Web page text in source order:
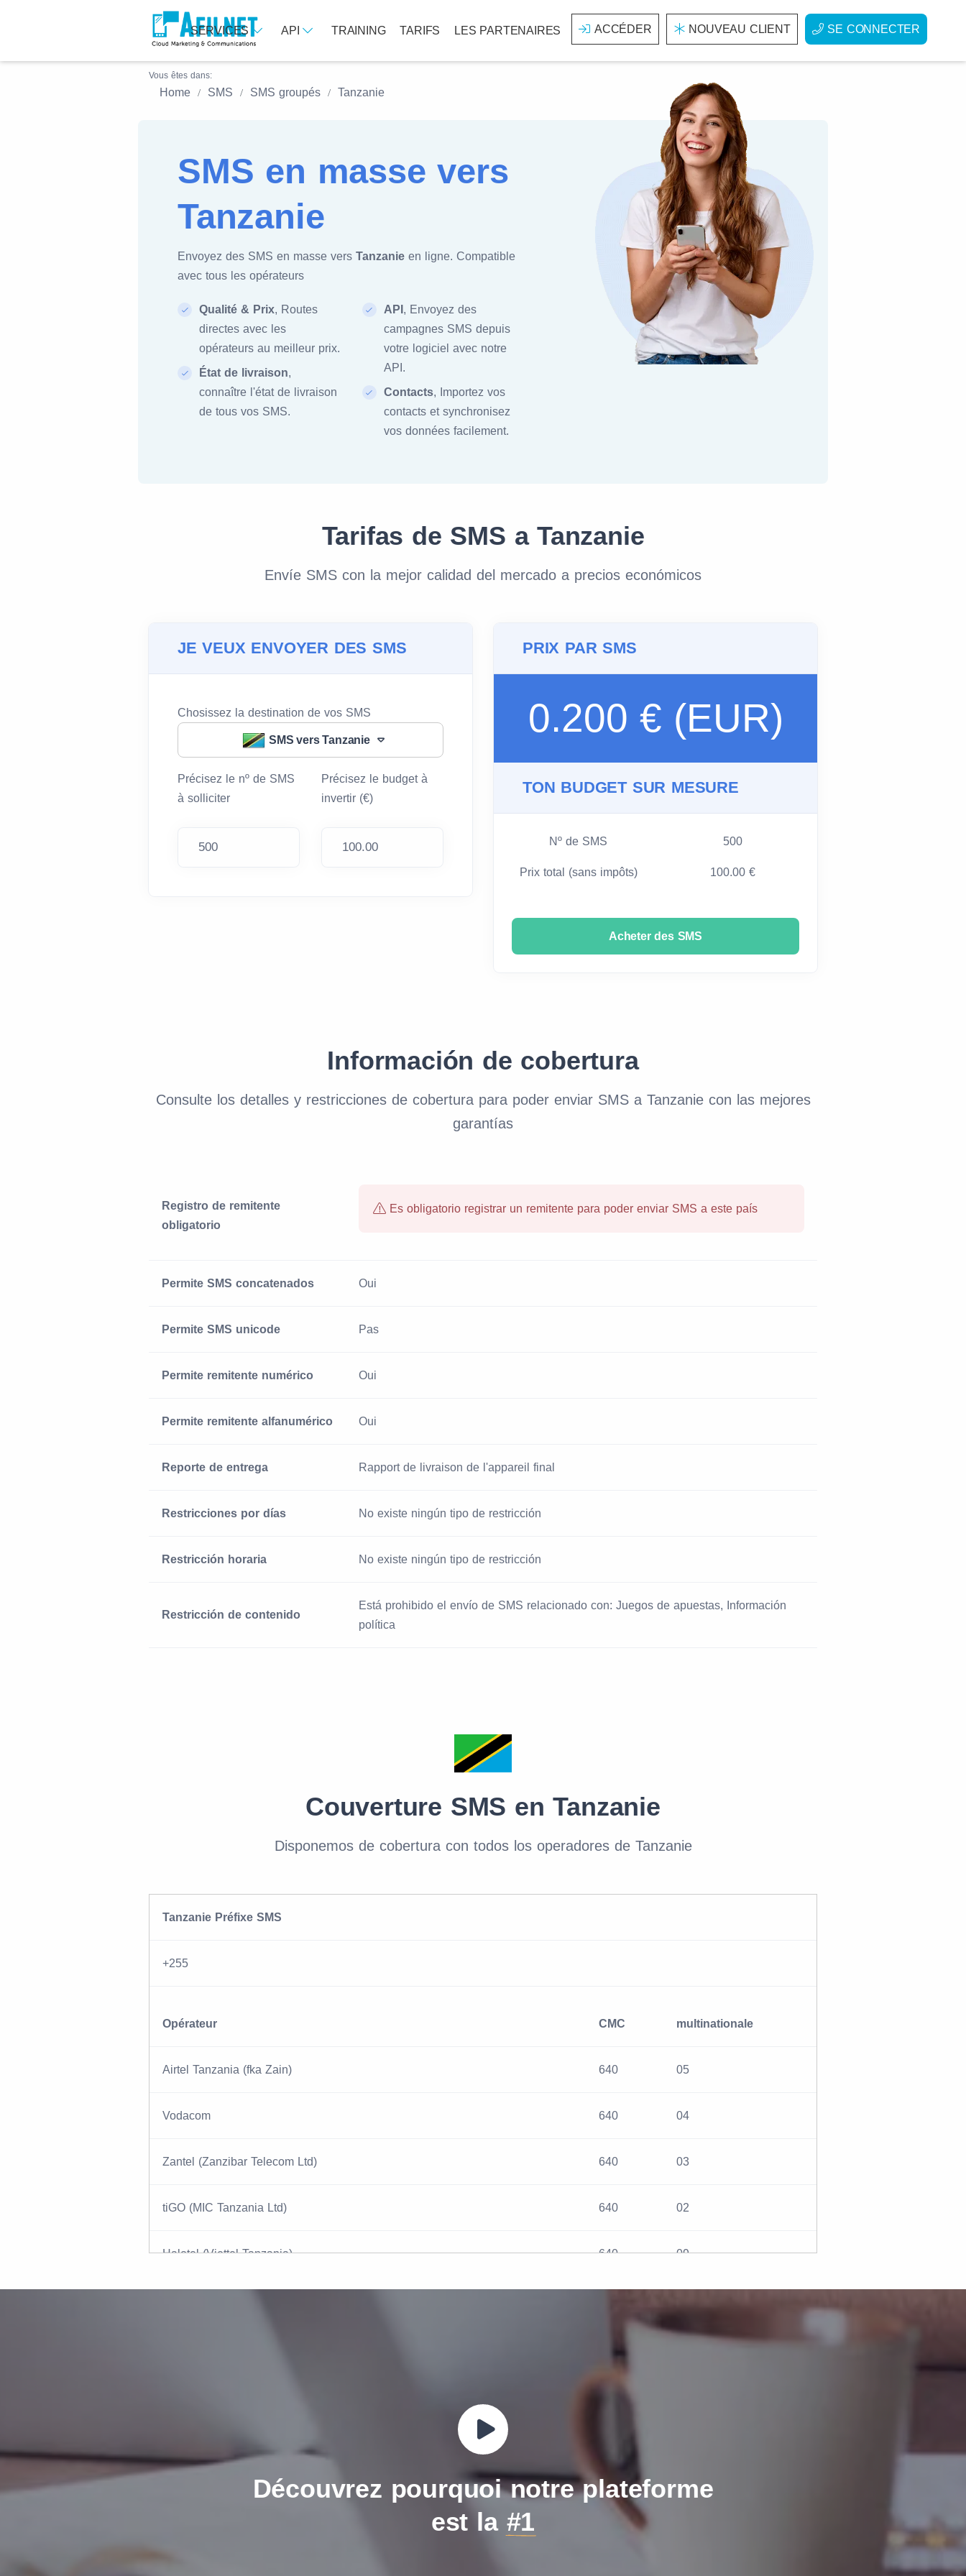
SERVICES API TRAINING TARIFS LES PARTENAIRES ACCÉDER NOUVEAU CLIENT SE CONNECTER
Vous êtes dans:
Home SMS SMS groupés Tanzanie
SMS en masse vers
Tanzanie
Envoyez des SMS en masse vers Tanzanie en ligne. Compatible
avec tous les opérateurs
Qualité & Prix, Routes
directes avec les
opérateurs au meilleur prix.
État de livraison,
connaître l'état de livraison
de tous vos SMS.
API , Envoyez des
campagnes SMS depuis
votre logiciel avec notre
API.
Contacts, Importez vos
contacts et synchronisez
vos données facilement.
Tarifas de SMS a Tanzanie
Envíe SMS con la mejor calidad del mercado a precios económicos
JE VEUX ENVOYER DES SMS
Chosissez la destination de vos SMS
SMS vers Tanzanie
Précisez le nº de SMS
à solliciter
Précisez le budget à
invertir (€)
PRIX PAR SMS
0.200 € (EUR)
TON BUDGET SUR MESURE
Nº de SMS 500
Prix total (sans impôts) 100.00 €
Acheter des SMS
Información de cobertura
Consulte los detalles y restricciones de cobertura para poder enviar SMS a Tanzanie con las mejores
garantías
Registro de remitente
obligatorio
Es obligatorio registrar un remitente para poder enviar SMS a este país
Permite SMS concatenados Oui
Permite SMS unicode Pas
Permite remitente numérico Oui
Permite remitente alfanumérico Oui
Reporte de entrega Rapport de livraison de l'appareil final
Restricciones por días No existe ningún tipo de restricción
Restricción horaria No existe ningún tipo de restricción
Restricción de contenido
Está prohibido el envío de SMS relacionado con: Juegos de apuestas, Información
política
Couverture SMS en Tanzanie
Disponemos de cobertura con todos los operadores de Tanzanie
Tanzanie Préfixe SMS
+255
Opérateur CMC multinationale
Airtel Tanzania (fka Zain) 640 05
Vodacom 640 04
Zantel (Zanzibar Telecom Ltd) 640 03
tiGO (MIC Tanzania Ltd) 640 02
Halotel (Viettel Tanzania) 640 09
Découvrez pourquoi notre plateforme
est la #1